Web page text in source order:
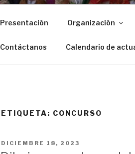
Presentación Organización
Contáctanos Calendario de
ETIQUETA: CONCURSO
PUBLICADO
DICIEMBRE 18, 2023